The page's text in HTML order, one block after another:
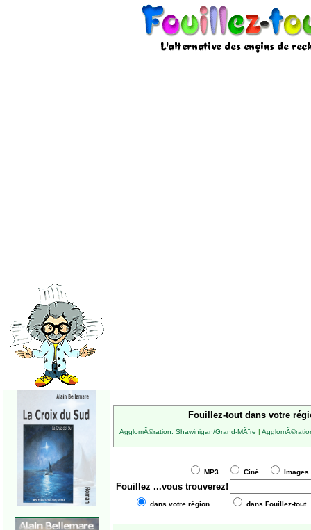
Fouillez-tout dans votre
AgglomÃ©ration: Shawinigan/Grand-MÃ¨re |
MP3 Ciné
Fouillez ...vous trouverez!
dans votre région dans Fouillez-tout